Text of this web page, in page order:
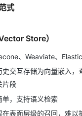
式
Store）
、Weaviate、
史交互存储为向量嵌入，
片段
单，支持语义检索
在表面层级的召回，难以